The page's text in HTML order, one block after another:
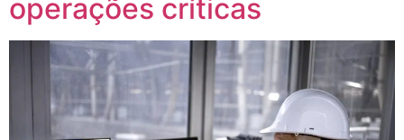
operações críticas